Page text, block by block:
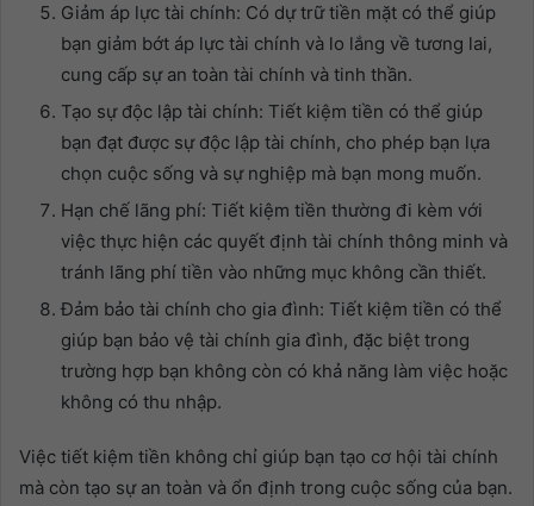
Giảm áp lực tài chính: Có dự trữ tiền mặt có thể giúp
bạn giảm bớt áp lực tài chính và lo lắng về tương lai,
cung cấp sự an toàn tài chính và tinh thần.
Tạo sự độc lập tài chính: Tiết kiệm tiền có thể giúp
bạn đạt được sự độc lập tài chính, cho phép bạn lựa
chọn cuộc sống và sự nghiệp mà bạn mong muốn.
Hạn chế lãng phí: Tiết kiệm tiền thường đi kèm với
việc thực hiện các quyết định tài chính thông minh và
tránh lãng phí tiền vào những mục không cần thiết.
Đảm bảo tài chính cho gia đình: Tiết kiệm tiền có thể
giúp bạn bảo vệ tài chính gia đình, đặc biệt trong
trường hợp bạn không còn có khả năng làm việc hoặc
không có thu nhập.
Việc tiết kiệm tiền không chỉ giúp bạn tạo cơ hội tài chính
mà còn tạo sự an toàn và ổn định trong cuộc sống của bạn.